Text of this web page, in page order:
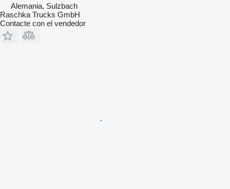
Alemania, Sulzbach
Raschka Trucks GmbH
Contacte con el vendedor